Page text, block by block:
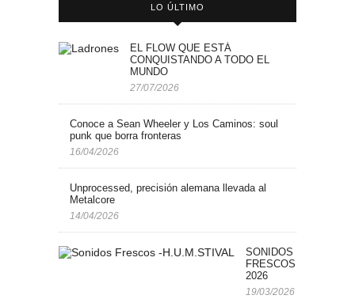
LO ÚLTIMO
EL FLOW QUE ESTÁ
CONQUISTANDO A TODO EL
MUNDO
27/07/2026
Conoce a Sean Wheeler y Los Caminos: soul
punk que borra fronteras
16/04/2026
Unprocessed, precisión alemana llevada al
Metalcore
14/04/2026
SONIDOS
FRESCOS:
2026
19/03/2026